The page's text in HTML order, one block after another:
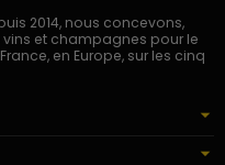
2014, nous concevons,
et champagnes pour le
en Europe, sur les cinq